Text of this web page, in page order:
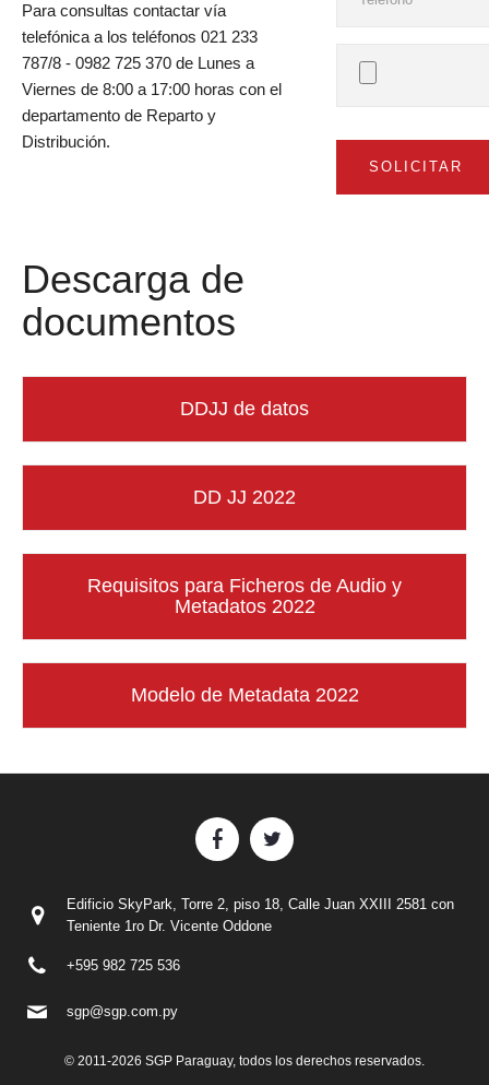
Para consultas contactar vía
telefónica a los teléfonos 021 233
787/8 - 0982 725 370 de Lunes a
Viernes de 8:00 a 17:00 horas con el
departamento de Reparto y
Distribución.
SOLICITAR
Descarga de
documentos
DDJJ de datos
DD JJ 2022
Requisitos para Ficheros de Audio y
Metadatos 2022
Modelo de Metadata 2022
Edificio SkyPark, Torre 2, piso 18, Calle Juan XXIII 2581 con
Teniente 1ro Dr. Vicente Oddone
+595 982 725 536
sgp@sgp.com.py
© 2011-2026 SGP Paraguay, todos los derechos reservados.